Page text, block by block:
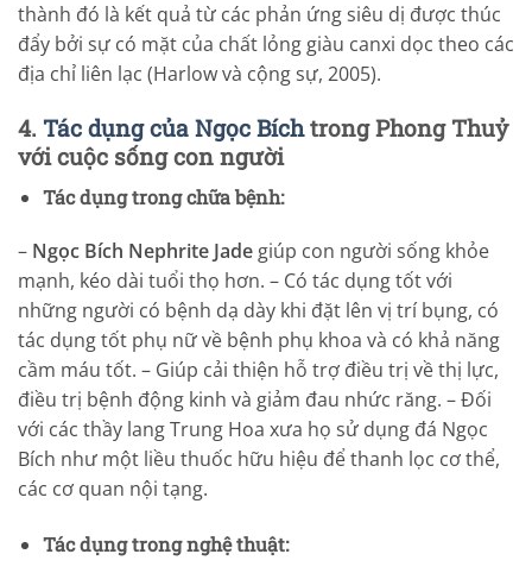
thành đó là kết quả từ các phản ứng siêu dị được thúc
đẩy bởi sự có mặt của chất lỏng giàu canxi dọc theo các
địa chỉ liên lạc (Harlow và cộng sự, 2005).
4. Tác dụng của Ngọc Bíchtrong Phong Thuỷ
với cuộc sống con người
Tác dụng trong chữa bệnh:
– Ngọc Bích Nephrite Jade giúp con người sống khỏe
mạnh, kéo dài tuổi thọ hơn. – Có tác dụng tốt với
những người có bệnh dạ dày khi đặt lên vị trí bụng, có
tác dụng tốt phụ nữ về bệnh phụ khoa và có khả năng
cầm máu tốt. – Giúp cải thiện hỗ trợ điều trị về thị lực,
điều trị bệnh động kinh và giảm đau nhức răng. – Đối
với các thầy lang Trung Hoa xưa họ sử dụng đá Ngọc
Bích như một liều thuốc hữu hiệu để thanh lọc cơ thể,
các cơ quan nội tạng.
Tác dụng trong nghệ thuật: